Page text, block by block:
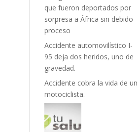
que fueron deportados por
sorpresa a África sin debido
proceso
Accidente automovilístico I-
95 deja dos heridos, uno de
gravedad.
Accidente cobra la vida de un
motociclista.